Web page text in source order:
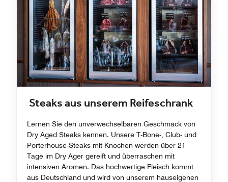
Steaks aus unserem Reifeschrank
Lernen Sie den unverwechselbaren Geschmack von
Dry Aged Steaks kennen. Unsere T-Bone-, Club- und
Porterhouse-Steaks mit Knochen werden über 21
Tage im Dry Ager gereift und überraschen mit
intensiven Aromen. Das hochwertige Fleisch kommt
aus Deutschland und wird von unserem hauseigenen